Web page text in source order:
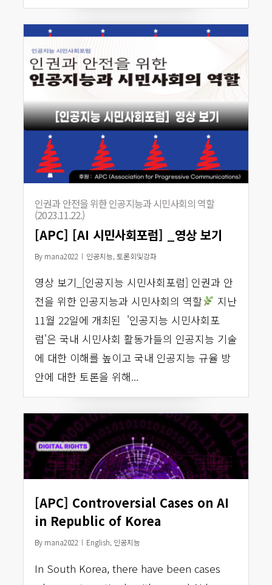
인권과 안전을 위한 인공지능과 시민사회의 역할
(2023.11.22.)
[APC] [AI 시민사회포럼] _영상 보기
By mana2022 인공지능, 토론회및강좌
영상 보기_[인공지능 시민사회포럼] 인권과 안
전을 위한 인공지능과 시민사회의 역할
지난
11월 22일에 개최된 '인공지능 시민사회포
럼'은 국내 시민사회 활동가들의 인공지능 기술
에 대한 이해를 높이고 국내 인공지능 규율 방
안에 대한 토론을 위해...
[APC] Controversial Cases on AI
in Republic of Korea
By mana2022 English, 인공지능
In South Korea, there have been cases